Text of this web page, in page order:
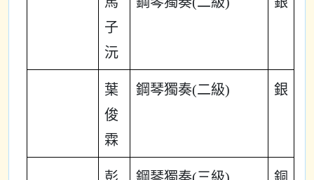
子
沅
葉
俊
霖
鋼琴獨奏(二級) 銀